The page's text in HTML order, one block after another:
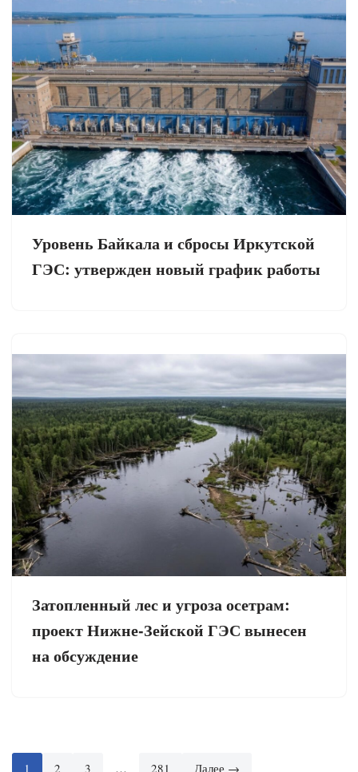
Уровень Байкала и сбросы Иркутской
ГЭС: утвержден новый график работы
Затопленный лес и угроза осетрам:
проект Нижне-Зейской ГЭС вынесен
на обсуждение
1 2 3 … 281 Далее →